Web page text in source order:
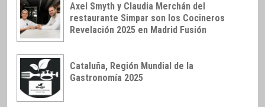
Axel Smyth y Claudia Merchán del
restaurante Simpar son los Cocineros
Revelación 2025 en Madrid Fusión
Cataluña, Región Mundial de la
Gastronomía 2025